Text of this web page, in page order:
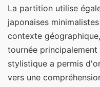
La partition utilise
japonaises
contexte
tournée
stylistique a permis
vers une